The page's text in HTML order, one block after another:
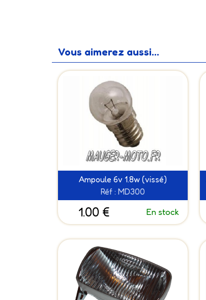
Vous aimerez aussi...
Ampoule 6v 1.8w (vissé)
Réf : MD300
1.00 € En stock